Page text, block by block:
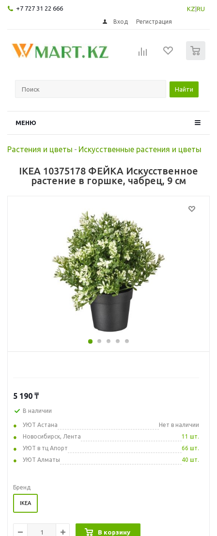
+7 727 31 22 666 KZ RU
Вход Регистрация
Найти
МЕНЮ
Растения и цветы - Искусственные растения и цветы
IKEA 10375178 ФЕЙКА Искусственное
растение в горшке, чабрец, 9 см
5 190 ₸
В наличии
УЮТ Астана
Нет в наличии
Новосибирск, Лента
11 шт.
УЮТ в тц Апорт
66 шт.
УЮТ Алматы
40 шт.
Бренд
IKEA
В корзину